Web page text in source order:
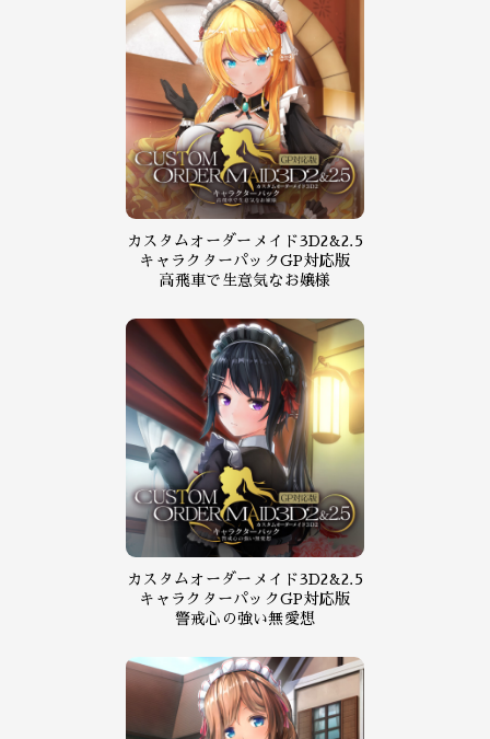
カスタムオーダーメイド3D2&2.5
キャラクターパックGP対応版
高飛車で生意気なお嬢様
カスタムオーダーメイド3D2&2.5
キャラクターパックGP対応版
警戒心の強い無愛想